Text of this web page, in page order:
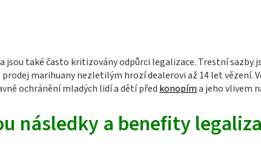
jsou také často kritizovány odpůrci legalizace. Trestní
marihuany nezletilým hrozí dealerovi až 14 let vězení.
ochránění mladých lidí a dětí před konopíma jeho vlivem
následky a benefity